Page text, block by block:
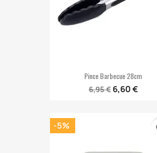
Pince Barbecue 28cm
6,95 € 6,60 €
-5%